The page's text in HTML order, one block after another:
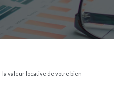
valeur locative de votre bien